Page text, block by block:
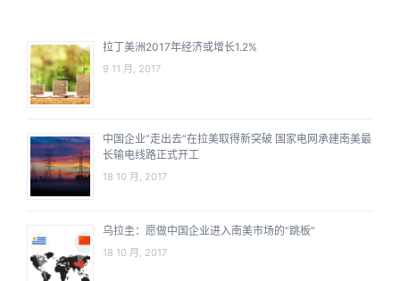
拉丁美洲2017年经济或增长1.2%
9 11 月, 2017
中国企业”走出去”在拉美取得新突破 国家电网承建南美最
长输电线路正式开工
18 10 月, 2017
乌拉圭：愿做中国企业进入南美市场的“跳板”
18 10 月, 2017